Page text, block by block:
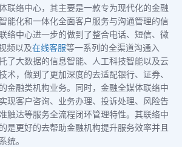
联络中心，其主要是一款专为现代化的金融
能化和一体化全面客户服务与沟通管理的信
络中心进一步的做到了整合电话、短信、微
频以及在线客服等一系列的全渠道沟通入
了大数据的信息智能、人工科技智能以及云
术，做到了更加深度的去适配银行、证券、
金融类机构业务。同时，金融全媒体联络中
现客户咨询、业务办理、投诉处理、风险告
触达等服务全流程闭环管理特性。其联络中
是更好的去帮助金融机构提升服务效率并且
统。